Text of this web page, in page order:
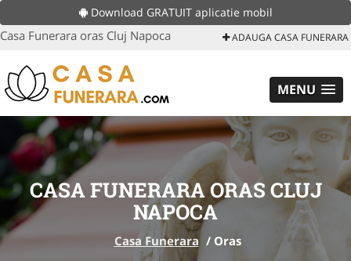
Download GRATUIT aplicatie mobil
Casa Funerara oras Cluj Napoca ADAUGA CASA FUNERARA
MENU
CASA FUNERARA ORAS CLUJ
NAPOCA
Casa Funerara / Oras